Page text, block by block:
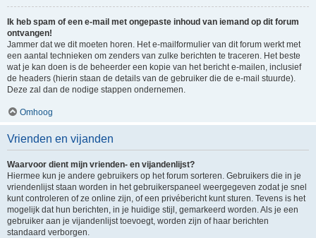
Ik heb spam of een e-mail met ongepaste inhoud van iemand op dit forum
ontvangen!
Jammer dat we dit moeten horen. Het e-mailformulier van dit forum werkt met
een aantal technieken om zenders van zulke berichten te traceren. Het beste
wat je kan doen is de beheerder een kopie van het bericht e-mailen, inclusief
de headers (hierin staan de details van de gebruiker die de e-mail stuurde).
Deze zal dan de nodige stappen ondernemen.
Omhoog
Vrienden en vijanden
Waarvoor dient mijn vrienden- en vijandenlijst?
Hiermee kun je andere gebruikers op het forum sorteren. Gebruikers die in je
vriendenlijst staan worden in het gebruikerspaneel weergegeven zodat je snel
kunt controleren of ze online zijn, of een privébericht kunt sturen. Tevens is het
mogelijk dat hun berichten, in je huidige stijl, gemarkeerd worden. Als je een
gebruiker aan je vijandenlijst toevoegt, worden zijn of haar berichten
standaard verborgen.